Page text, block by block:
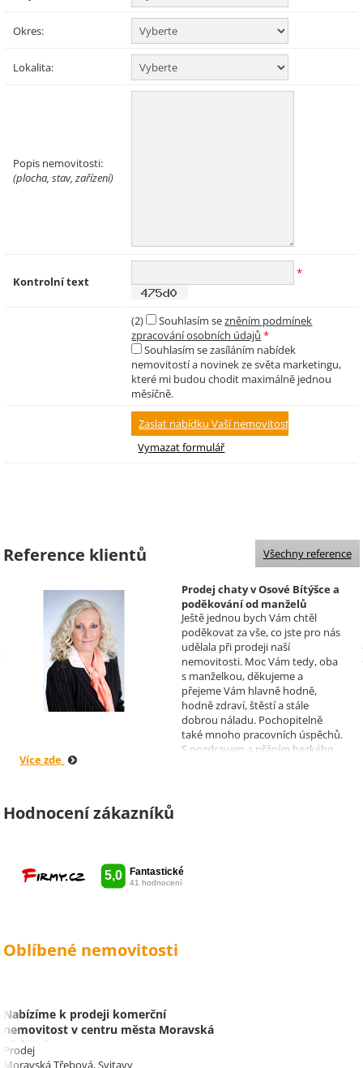
Okres:
Lokalita:
Popis nemovitosti:
(plocha, stav, zařízení)
Kontrolní text
*
(2) Souhlasím sezněním podmínek
zpracování osobních údajů *
Souhlasím se zasíláním nabídek
nemovitostí a novinek ze světa marketingu,
které mi budou chodit maximálně jednou
měsíčně.
Reference klientů
Prodej chaty v Osové Bítýšce a
poděkování od manželů
Kovandových
Realizoval makléř: Sylva
Čadová
Ještě jednou bych Vám chtěl
poděkovat za vše, co jste pro nás
udělala při prodeji naší
nemovitosti. Moc Vám tedy, oba
s manželkou, děkujeme a
přejeme Vám hlavně hodně,
hodně zdraví, štěstí a stále
dobrou náladu. Pochopitelně
také mnoho pracovních úspěchů.
S pozdravem a přáním hezkého
Více zde
Všechny reference
Hodnocení zákazníků
Oblíbené nemovitosti
Nabízíme k prodeji komerční
nemovitost v centru města Moravská
Třebová.
Prodej
Moravská Třebová, Svitavy